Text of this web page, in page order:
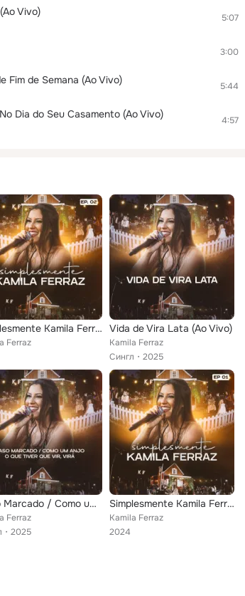
Vivo) 5:07
3:00
Fim de Semana (Ao Vivo) 5:44
Dia do Seu Casamento (Ao Vivo) 4:57
Simplesmente Kamila Ferraz, Ep. 02 (Ao Vivo)
Ferraz
Vida de Vira Lata (Ao Vivo)
Kamila Ferraz
Сингл
2025
Caso Marcado / Como um Anjo / O Que Tiver Que Vir, Virá (Ao Vivo)
Ferraz
2025
Simplesmente Kamila Ferraz, Ep. 01 (Ao Vivo)
Kamila Ferraz
2024